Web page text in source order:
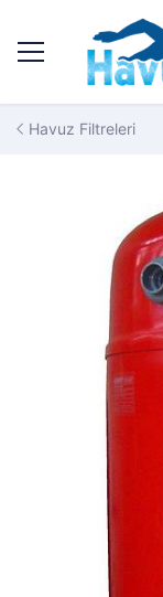
Havuz Filtreleri